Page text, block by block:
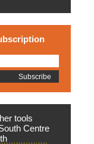
tools
Centre